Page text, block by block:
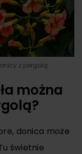
z pergolą.
można
donica może
świetnie